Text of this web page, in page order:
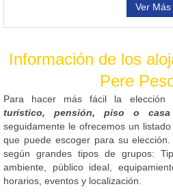
Ver Más
Información de los
Pere
Para hacer más fácil la
turístico, pensión, piso o
seguidamente le ofrecemos un
que puede escoger para su
según grandes tipos de grupos:
ambiente, público ideal,
horarios, eventos y localización.